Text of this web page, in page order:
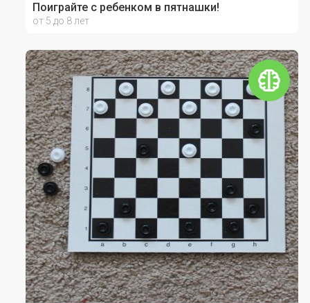
Поиграйте с ребенком в пятнашки!
от 5 до 8 лет